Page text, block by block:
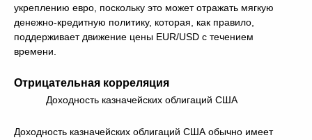
укреплению евро, поскольку это может отражать мягкую
денежно-кредитную политику, которая, как правило,
поддерживает движение цены EUR/USD с течением
времени.
Отрицательная корреляция
Доходность казначейских облигаций США
Доходность казначейских облигаций США обычно имеет